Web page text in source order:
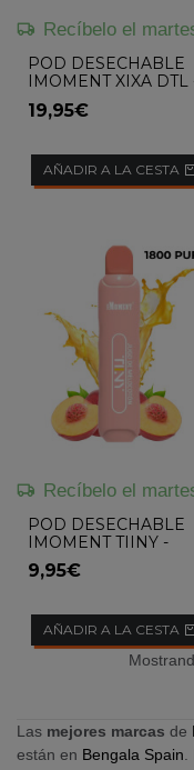
Recíbelo el
POD DESECHABLE
IMOMENT XIXA DTL
MELON BANANA
PINNEAPPLE
19,95€
AÑADIR A LA CESTA
Recíbelo el
POD DESECHABLE
IMOMENT TIINY -
PEACH JUICE
9,95€
AÑADIR A LA CESTA
Las mejores marcas de
están en Bengala Spain.